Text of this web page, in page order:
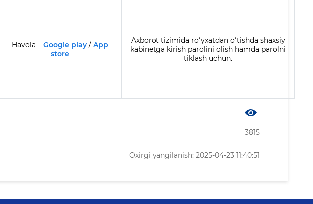
Havola – Google play / App
store
Axborot tizimida roʻyxatdan oʻtishda shaxsiy
kabinetga kirish parolini olish hamda parolni
tiklash uchun.
3815
Oxirgi yangilanish: 2025-04-23 11:40:51